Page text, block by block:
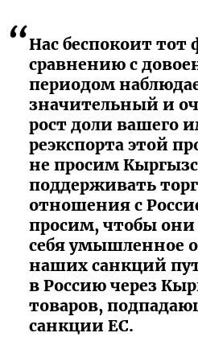
Нас беспокоит тот
сравнению с
периодом
значительный и
рост доли вашего
реэкспорта этой
не просим
поддерживать
отношения с
просим, чтобы
себя умышленное
наших санкций
в Россию через
товаров,
санкции ЕС.